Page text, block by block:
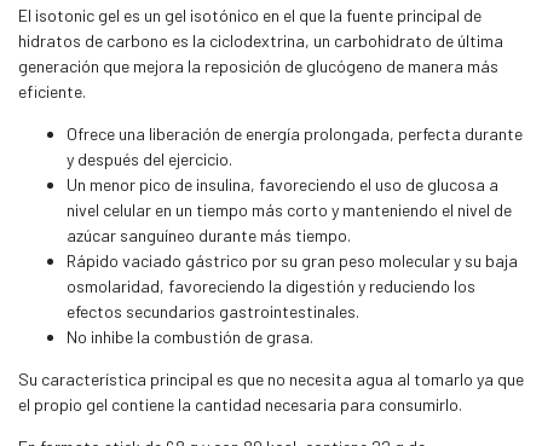
El isotonic gel es un gel isotónico en el que la fuente principal de
hidratos de carbono es la ciclodextrina, un carbohidrato de última
generación que mejora la reposición de glucógeno de manera más
eficiente.
Ofrece una liberación de energía prolongada, perfecta durante
y después del ejercicio.
Un menor pico de insulina, favoreciendo el uso de glucosa a
nivel celular en un tiempo más corto y manteniendo el nivel de
azúcar sanguíneo durante más tiempo.
Rápido vaciado gástrico por su gran peso molecular y su baja
osmolaridad, favoreciendo la digestión y reduciendo los
efectos secundarios gastrointestinales.
No inhibe la combustión de grasa.
Su característica principal es que no necesita agua al tomarlo ya que
el propio gel contiene la cantidad necesaria para consumirlo.